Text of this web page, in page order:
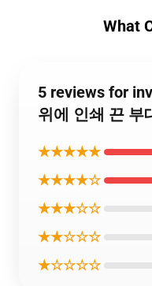
What
5 reviews for
위에 인쇄 끈 부
★★★★★
★★★★☆
★★★☆☆
★★☆☆☆
★☆☆☆☆